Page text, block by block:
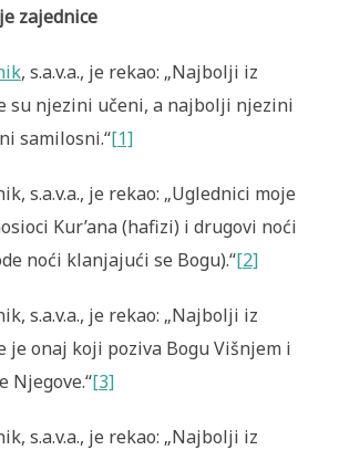
zajednice
, s.a.v.a., je rekao: „Najbolji iz
su njezini učeni, a najbolji njezini
samilosni.“[1]
s.a.v.a., je rekao: „Uglednici moje
Kur’ana (hafizi) i drugovi noći
noći klanjajući se Bogu).“[2]
s.a.v.a., je rekao: „Najbolji iz
je onaj koji poziva Bogu Višnjem i
Njegove.“[3]
s.a.v.a., je rekao: „Najbolji iz